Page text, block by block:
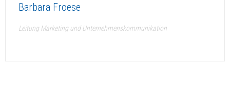
Barbara Froese
Leitung Marketing und Unternehmenskommunikation